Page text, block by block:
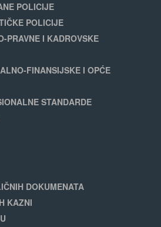
POLICIJE
POLICIJE
PRAVNE I KADROVSKE
FINANSIJSKE I OPĆE
STANDARDE
DOKUMENATA
KAZNI